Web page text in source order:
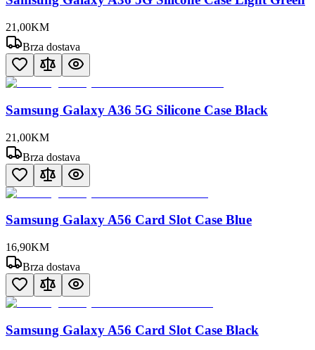
21 ,00KM
Brza dostava
Samsung Galaxy A36 5G Silicone Case Black
21 ,00KM
Brza dostava
Samsung Galaxy A56 Card Slot Case Blue
16,90KM
Brza dostava
Samsung Galaxy A56 Card Slot Case Black